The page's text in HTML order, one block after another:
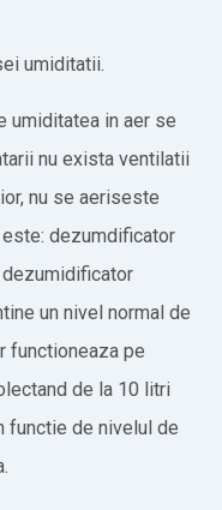
umiditatii.
umiditatea in aer se
nu exista ventilatii
nu se aeriseste
dezumdificator
un nivel normal de
functioneaza pe
de la 10 litri
functie de nivelul de